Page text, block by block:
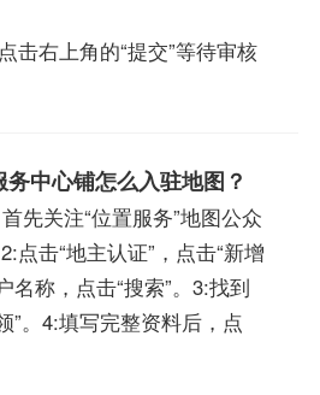
击右上角的“提交”等待审核
中心铺怎么入驻地图？
先关注“位置服务”地图公众
点击“地主认证”，点击“新增
名称，点击“搜索”。3:找到
”。4:填写完整资料后，点